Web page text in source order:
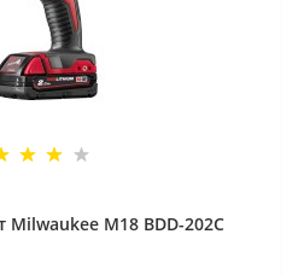
M18 BDD-202C